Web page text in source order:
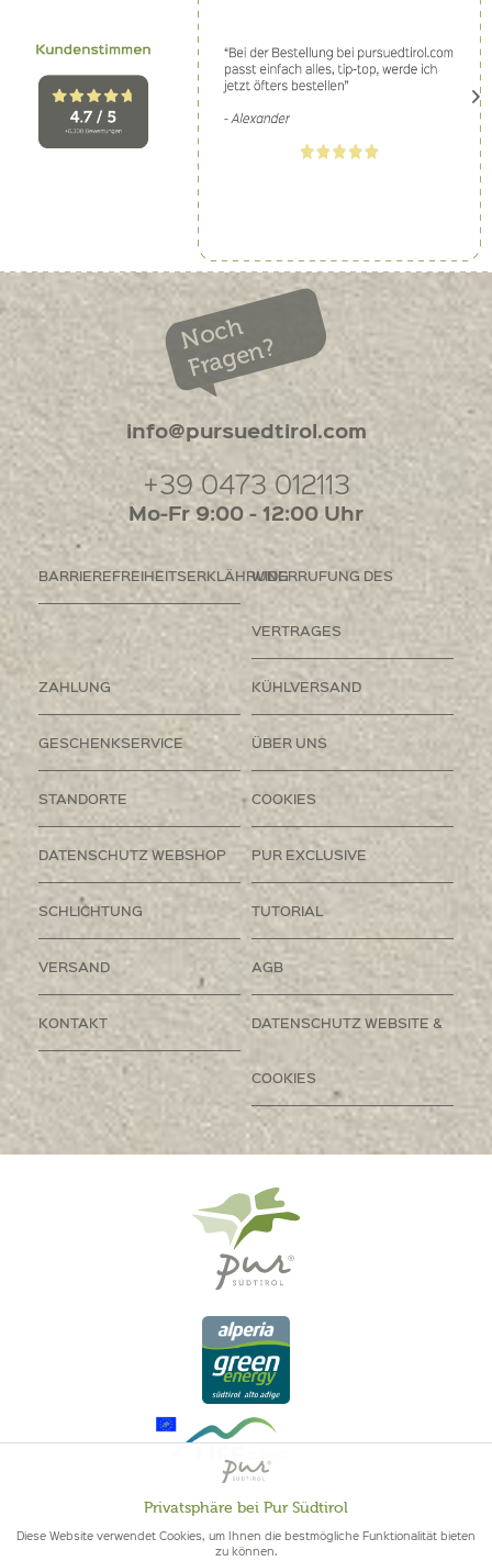
Noch
Fragen?
info@pursuedtirol.com
+39 0473 012113
Mo-Fr 9:00 - 12:00 Uhr
BARRIEREFREIHEITSERKLÄHRUNGWIDERRUFUNG DES
VERTRAGES
ZAHLUNG KÜHLVERSAND
GESCHENKSERVICE ÜBER UNS
STANDORTE COOKIES
DATENSCHUTZ WEBSHOP PUR EXCLUSIVE
SCHLICHTUNG TUTORIAL
VERSAND AGB
KONTAKT DATENSCHUTZ WEBSITE &
COOKIES
Aktiv
Privatsphäre bei Pur Südtirol
Diese Website verwendet Cookies, um Ihnen die bestmögliche Funktionalität bieten
zu können.